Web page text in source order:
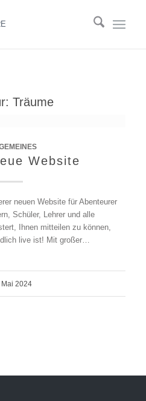
Träume
Website
neuen Website für Abenteurer
Schüler, Lehrer und alle
Ihnen mitteilen zu können,
live ist! Mit großer…
Mai 2024